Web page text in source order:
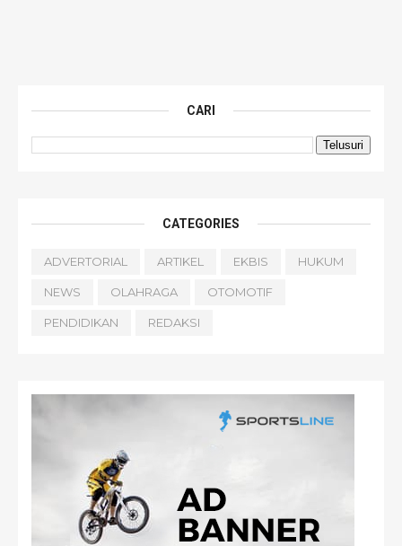
CARI
CATEGORIES
ADVERTORIAL ARTIKEL EKBIS HUKUM
NEWS OLAHRAGA OTOMOTIF
PENDIDIKAN REDAKSI